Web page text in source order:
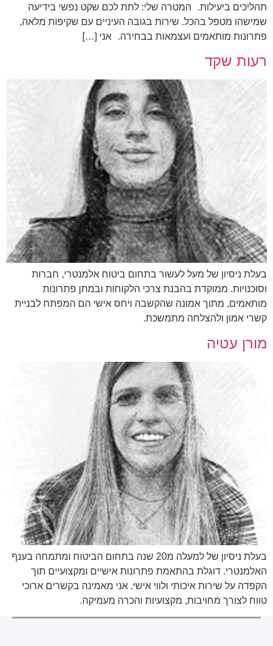
תהליכים ביעילות. המטרה שלי: לתת לכם שקט נפשי בידיעה
שמישהו מטפל בהכל. שירות בגובה העיניים עם שקיפות מלאה,
פתרונות מותאמים ועצמאות בבחירה. אני […]
רעות שקד
בעלת ניסיון של מעל לעשור בתחום ביטוח אלמנטרי, חברות
וסוכנויות. ממוקדת בהבנת צרכי הלקוחות ובמתן פתרונות
מותאמים, מתוך אמונה שהקשבה ויחס אישי הם המפתח לבניית
קשרי אמון ולהצלחה מתמשכת.
מורן עטיה
בעלת ניסיון של למעלה מ20 שנה בתחום הביטוח ומתמחה בענף
האלמנטרי. דוגלת בהתאמת פתרונות אישיים ומקצועיים תוך
הקפדה על שירות איכותי ולווי אישי. אני מאמינה בקשרים ארוכי
טווח לצורך מחויבות, מקצועיות והכרה מעמיקה.